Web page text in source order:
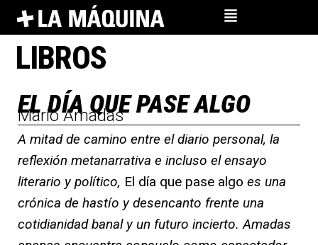
contenido
LIBROS
EL DÍA QUE PASE ALGO
Mario Amadas
A mitad de camino entre el diario personal, la
reflexión metanarrativa e incluso el ensayo
literario y político, El día que pase algo es una
crónica de hastío y desencanto frente una
cotidianidad banal y un futuro incierto. Amadas